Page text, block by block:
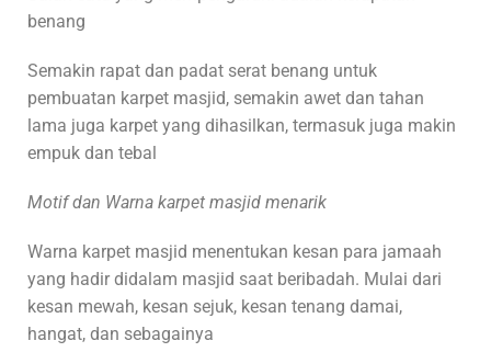
benang
Semakin rapat dan padat serat benang untuk
pembuatan karpet masjid, semakin awet dan tahan
lama juga karpet yang dihasilkan, termasuk juga makin
empuk dan tebal
Motif dan Warna karpet masjid menarik
Warna karpet masjid menentukan kesan para jamaah
yang hadir didalam masjid saat beribadah. Mulai dari
kesan mewah, kesan sejuk, kesan tenang damai,
hangat, dan sebagainya